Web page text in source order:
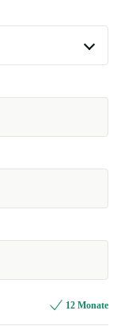
+70,00 €
12 Monate